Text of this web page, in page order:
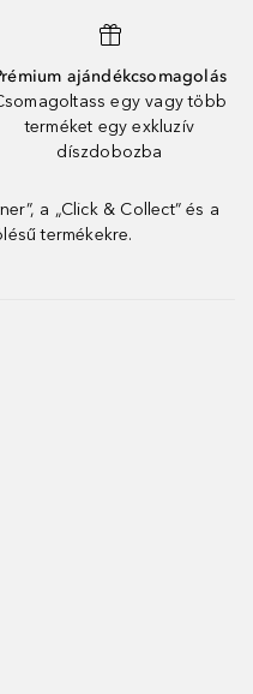
ajándékcsomagolás
egy vagy több
terméket egy exkluzív
díszdobozba
a „Click & Collect” és a
termékekre.